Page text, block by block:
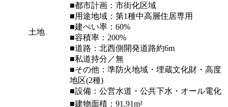
土地
■都市計画：市街化区域
■用途地域：第1種中高層住居専用
■建ぺい率：60%
■容積率：200%
■道路：北西側開発道路約6m
■私道持分／無
■その他：準防火地域・埋蔵文化財・高度
地区(2種)
■設備：公営水道・公共下水・オール電化
■建物面積：91.91m²